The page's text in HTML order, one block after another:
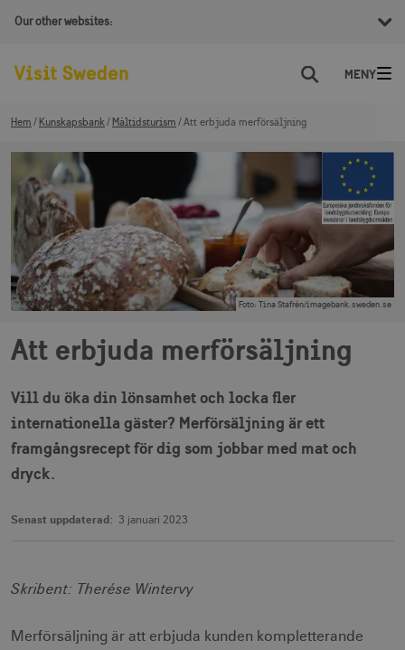
Our other websites:
Sök
Hem Kunskapsbank Måltidsturism Att erbjuda merförsäljning
Foto: Tina Stafrén/imagebank.sweden.se
Att erbjuda merförsäljning
Vill du öka din lönsamhet och locka fler
internationella gäster? Merförsäljning är ett
framgångsrecept för dig som jobbar med mat och
dryck.
Senast uppdaterad: 3 januari 2023
Skribent: Therése Wintervy
Merförsäljning är att erbjuda kunden kompletterande